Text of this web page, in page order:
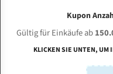
MEC Technology
Metall
Bi-Metall Meterware
Fleischerei Bandsägeblätter
Bandmesser Glatt Meterware
Kupon
Gültig für Einkäufe ab
KLICKEN SIE UNTEN, UM